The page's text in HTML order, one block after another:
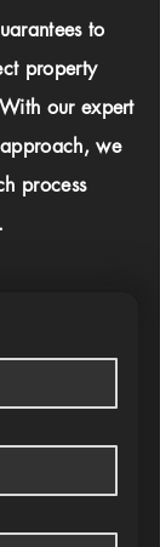
to
property
our expert
we
process